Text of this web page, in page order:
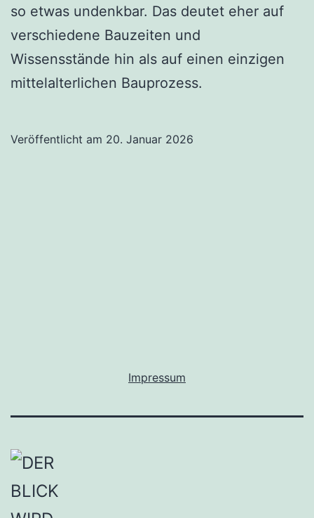
so etwas undenkbar. Das deutet eher auf
verschiedene Bauzeiten und
Wissensstände hin als auf einen einzigen
mittelalterlichen Bauprozess.
Veröffentlicht am 20. Januar 2026
Impressum